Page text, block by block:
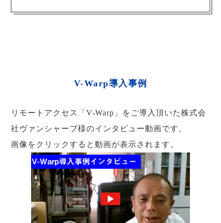
V-Warp導入事例
リモートアクセス「V-Warp」をご導入頂いた株式会
社ヴァンシャープ様のインタビュー動画です。
画像をクリックすると動画が表示されます。